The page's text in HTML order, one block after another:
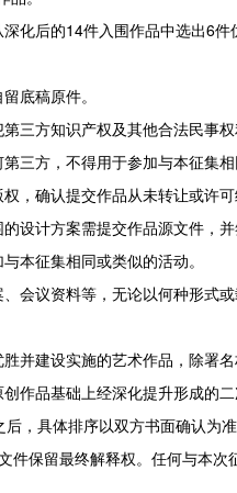
化后的14件入围作品中选出6件
底稿原件。
三方知识产权及其他合法民事权
三方，不得用于参加与本征集相
，确认提交作品从未转让或许可
设计方案需提交作品源文件，
本征集相同或类似的活动。
会议资料等，无论以何种形式
并建设实施的艺术作品，除署
作品基础上经深化提升形成的
，具体排序以双方书面确认为准
件保留最终解释权。任何与本